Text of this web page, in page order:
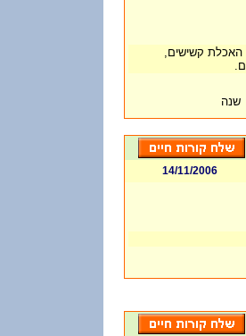
האכלת קשישים,
שנה
14/11/2006